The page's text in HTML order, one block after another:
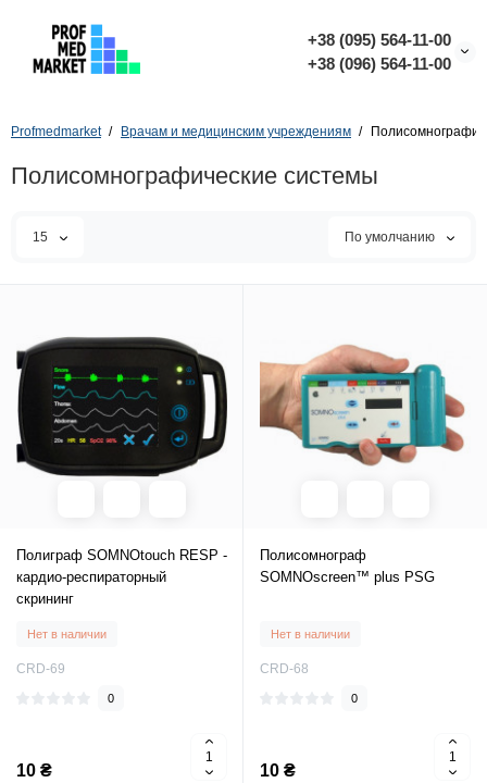
+38 (095) 564-11-00
+38 (096) 564-11-00
Profmedmarket Врачам и медицинским учреждениям
Полисомнографические системы
15 По умолчанию
Полиграф SOMNOtouch RESP -
кардио-респираторный
скрининг
Нет в наличии
CRD-69
0
10 ₴
Полисомнограф
SOMNOscreen™ plus PSG
Нет в наличии
CRD-68
0
10 ₴